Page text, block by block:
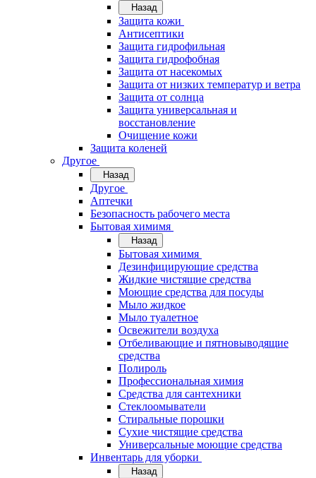
Назад
Защита кожи
Антисептики
Защита гидрофильная
Защита гидрофобная
Защита от насекомых
Защита от низких температур и ветра
Защита от солнца
Защита универсальная и
восстановление
Очищение кожи
Защита коленей
Другое
Назад
Другое
Аптечки
Безопасность рабочего места
Бытовая химимя
Назад
Бытовая химимя
Дезинфицирующие средства
Жидкие чистящие средства
Моющие средства для посуды
Мыло жидкое
Мыло туалетное
Освежители воздуха
Отбеливающие и пятновыводящие
средства
Полироль
Профессиональная химия
Средства для сантехники
Стеклоомыватели
Стиральные порошки
Сухие чистящие средства
Универсальные моющие средства
Инвентарь для уборки
Назад